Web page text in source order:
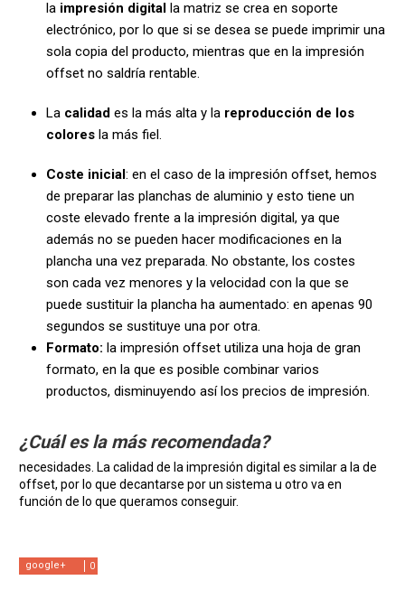
la impresión digital la matriz se crea en soporte
electrónico, por lo que si se desea se puede imprimir una
sola copia del producto, mientras que en la impresión
offset no saldría rentable.
La calidad es la más alta y la reproducción de los
colores la más fiel.
Coste inicial: en el caso de la impresión offset, hemos
de preparar las planchas de aluminio y esto tiene un
coste elevado frente a la impresión digital, ya que
además no se pueden hacer modificaciones en la
plancha una vez preparada. No obstante, los costes
son cada vez menores y la velocidad con la que se
puede sustituir la plancha ha aumentado: en apenas 90
segundos se sustituye una por otra.
Formato: la impresión offset utiliza una hoja de gran
formato, en la que es posible combinar varios
productos, disminuyendo así los precios de impresión.
¿Cuál es la más recomendada?
necesidades. La calidad de la impresión digital es similar a la de
offset, por lo que decantarse por un sistema u otro va en
función de lo que queramos conseguir.
0
google+